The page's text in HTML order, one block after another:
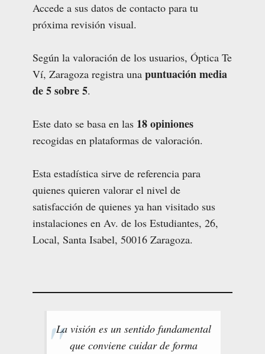
Accede a sus datos de contacto para tu
próxima revisión visual.
Según la valoración de los usuarios, Óptica Te
Ví, Zaragoza registra una puntuación media
de 5 sobre 5.
Este dato se basa en las 18 opiniones
recogidas en plataformas de valoración.
Esta estadística sirve de referencia para
quienes quieren valorar el nivel de
satisfacción de quienes ya han visitado sus
instalaciones en Av. de los Estudiantes, 26,
Local, Santa Isabel, 50016 Zaragoza.
La visión es un sentido fundamental
que conviene cuidar de forma